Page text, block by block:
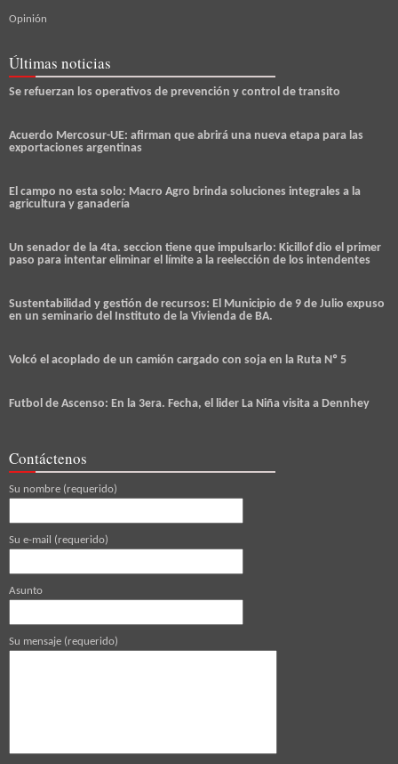
Opinión
Últimas noticias
Se refuerzan los operativos de prevención y control de transito
Acuerdo Mercosur-UE: afirman que abrirá una nueva etapa para las
exportaciones argentinas
El campo no esta solo: Macro Agro brinda soluciones integrales a la
agricultura y ganadería
Un senador de la 4ta. seccion tiene que impulsarlo: Kicillof dio el primer
paso para intentar eliminar el límite a la reelección de los intendentes
Sustentabilidad y gestión de recursos: El Municipio de 9 de Julio expuso
en un seminario del Instituto de la Vivienda de BA.
Volcó el acoplado de un camión cargado con soja en la Ruta Nº 5
Futbol de Ascenso: En la 3era. Fecha, el lider La Niña visita a Dennhey
Contáctenos
Su nombre (requerido)
Su e-mail (requerido)
Asunto
Su mensaje (requerido)